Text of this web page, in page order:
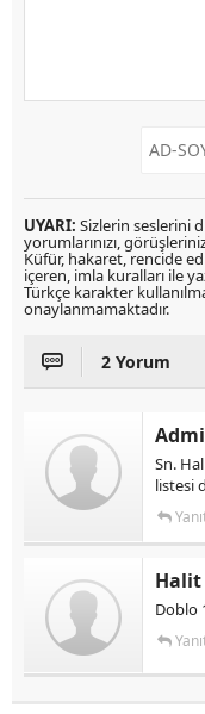
UYARI: Sizlerin seslerini
yorumlarınızı,
Küfür, hakaret, rencide
içeren, imla kuralları ile
Türkçe karakter
onaylanmamaktadır.
2 Yorum
Sn.
listesi
Halit
Doblo